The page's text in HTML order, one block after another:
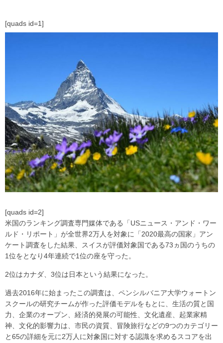
[quads id=1]
[quads id=2]
米国のランキング調査専門媒体である「USニュース・アンド・ワー
ルド・リポート」が全世界2万人を対象に「2020最高の国家」アン
ケート調査をした結果、スイスが評価対象国である73ヵ国のうちの
1位をとなり4年連続で1位の座を守った。
2位はカナダ、3位は日本という結果になった。
過去2016年に始まったこの調査は、ペンシルバニア大学ウォートン
スクールの研究チームが作った評価モデルをもとに、生活の質と国
力、企業のオープン、経済的発展の可能性、文化遺産、起業家精
神、文化的影響力は、市民の資質、冒険旅行などの9つのカテゴリー
と65の詳細を元に2万人に対象国に対する認識を求めるスコアを出